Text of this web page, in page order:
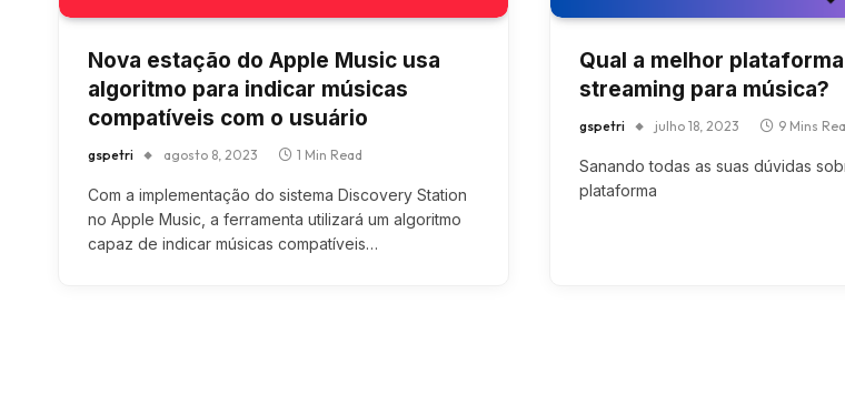
Nova estação do Apple Music usa
algoritmo para indicar músicas
compatíveis com o usuário
gspetri agosto 8, 2023 1 Min Read
Com a implementação do sistema Discovery Station
no Apple Music, a ferramenta utilizará um algoritmo
capaz de indicar músicas compatíveis…
Qual a melhor
streaming para música?
gspetri julho 18, 2023 9 Mins
Sanando todas as suas dúvidas
plataforma